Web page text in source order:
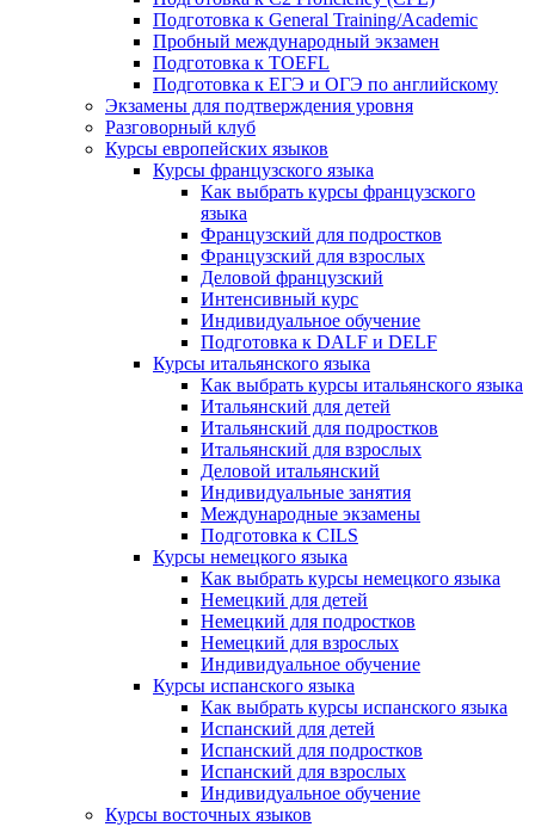
Подготовка к General Training/Academic
Пробный международный экзамен
Подготовка к TOEFL
Подготовка к ЕГЭ и ОГЭ по английскому
Экзамены для подтверждения уровня
Разговорный клуб
Курсы европейских языков
Курсы французского языка
Как выбрать курсы французского
языка
Французский для подростков
Французский для взрослых
Деловой французский
Интенсивный курс
Индивидуальное обучение
Подготовка к DALF и DELF
Курсы итальянского языка
Как выбрать курсы итальянского языка
Итальянский для детей
Итальянский для подростков
Итальянский для взрослых
Деловой итальянский
Индивидуальные занятия
Международные экзамены
Подготовка к CILS
Курсы немецкого языка
Как выбрать курсы немецкого языка
Немецкий для детей
Немецкий для подростков
Немецкий для взрослых
Индивидуальное обучение
Курсы испанского языка
Как выбрать курсы испанского языка
Испанский для детей
Испанский для подростков
Испанский для взрослых
Индивидуальное обучение
Курсы восточных языков